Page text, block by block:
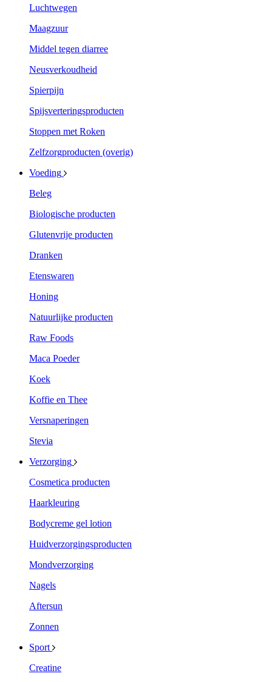
Luchtwegen
Maagzuur
Middel tegen diarree
Neusverkoudheid
Spierpijn
Spijsverteringsproducten
Stoppen met Roken
Zelfzorgproducten (overig)
Voeding
Beleg
Biologische producten
Glutenvrije producten
Dranken
Etenswaren
Honing
Natuurlijke producten
Raw Foods
Maca Poeder
Koek
Koffie en Thee
Versnaperingen
Stevia
Verzorging
Cosmetica producten
Haarkleuring
Bodycreme gel lotion
Huidverzorgingsproducten
Mondverzorging
Nagels
Aftersun
Zonnen
Sport
Creatine